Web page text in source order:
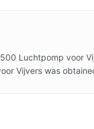
Luchtpomp voor
Vijvers was